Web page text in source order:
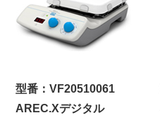
型番：VF20510061
AREC.Xデジタル